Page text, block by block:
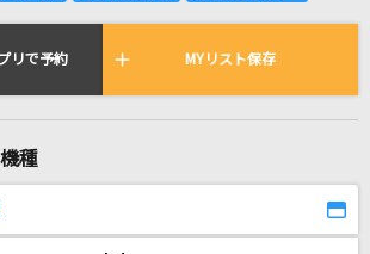
タイムで歌われている曲の一覧
花
リで予約 MYリスト保存
種